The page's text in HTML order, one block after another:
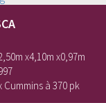
m x4,10m x0,97m
Cummins à 370 pk